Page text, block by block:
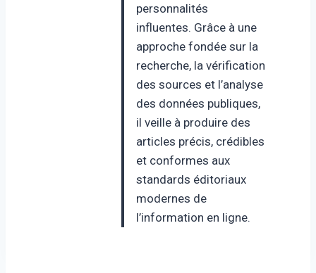
personnalités
influentes. Grâce à une
approche fondée sur la
recherche, la vérification
des sources et l’analyse
des données publiques,
il veille à produire des
articles précis, crédibles
et conformes aux
standards éditoriaux
modernes de
l’information en ligne.